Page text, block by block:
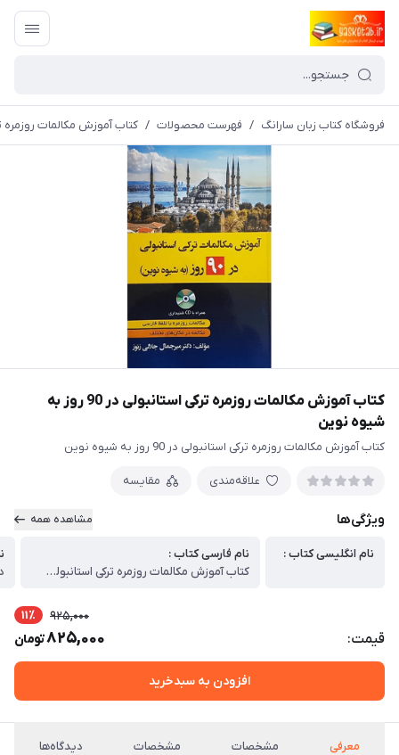
فروشگاه کتاب زبان سارانگ / فهرست محصولات / کتاب آموزش مکالمات روزمره ترکی
کتاب آموزش مکالمات روزمره ترکی استانبولی در 90 روز به
شیوه نوین
کتاب آموزش مکالمات روزمره ترکی استانبولی در 90 روز به شیوه نوین
علاقه‌مندی مقایسه
ویژگی‌ها مشاهده همه
نام انگلیسی کتاب :
نام فارسی کتاب :
کتاب آموزش مکالمات روزمره ترکی استانبولی در 90 روز به شیوه نوین
قیمت:
925,000 11٪
825,000تومان
افزودن به سبدخرید
معرفی مشخصات مشخصات دیدگاه‌ها